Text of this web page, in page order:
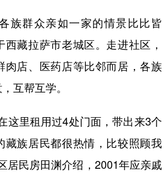
群众亲如一家的情景比比皆
藏拉萨市老城区。走进社区，
肉店、医药店等比邻而居，各族
互帮互学。
里租用过4处门面，带出来3个
藏族居民都很热情，比较照顾我
居民房田渊介绍，2001年应亲戚